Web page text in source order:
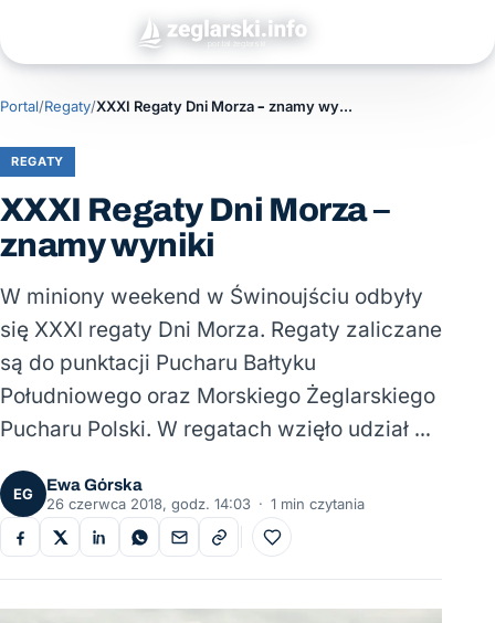
Portal/Regaty/ XXXI Regaty Dni Morza – znamy wyniki
REGATY
XXXI Regaty Dni Morza –
znamy wyniki
W miniony weekend w Świnoujściu odbyły
się XXXI regaty Dni Morza. Regaty zaliczane
są do punktacji Pucharu Bałtyku
Południowego oraz Morskiego Żeglarskiego
Pucharu Polski. W regatach wzięło udział …
EG
Ewa Górska
26 czerwca 2018, godz. 14:03 · 1 min czytania
Do ulubionych